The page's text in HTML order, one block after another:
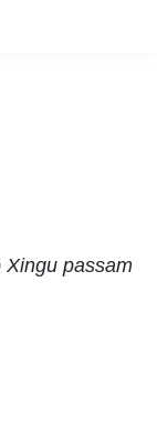
Xingu passam